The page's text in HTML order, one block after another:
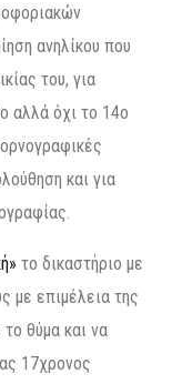
ανηλίκου που
του, για
αλλά όχι το 14ο
και για
το δικαστήριο με
με επιμέλεια της
θύμα και να
17χρονος